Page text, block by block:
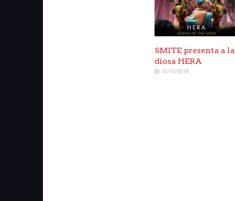
SMITE presenta a la
diosa HERA
10/10/2018